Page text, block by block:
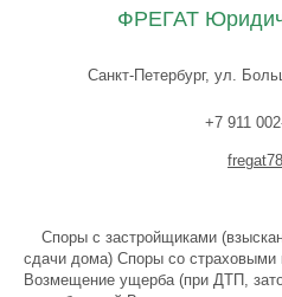
ФРЕГАТ
Санкт-Петербург, ул.
+7 911
Споры с застройщиками
сдачи дома) Споры со
Возмещение ущерба (при ДТП,